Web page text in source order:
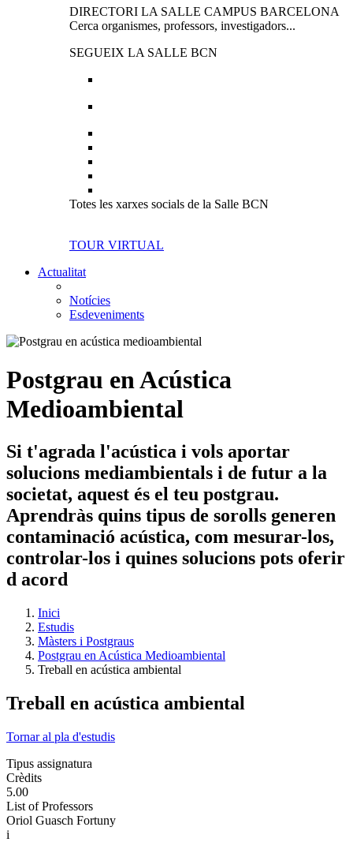
DIRECTORI LA SALLE CAMPUS BARCELONA
Cerca organismes, professors, investigadors...
SEGUEIX LA SALLE BCN
Totes les xarxes socials de la Salle BCN
TOUR VIRTUAL
Actualitat
Notícies
Esdeveniments
Postgrau en Acústica
Medioambiental
Si t'agrada l'acústica i vols aportar
solucions mediambientals i de futur a la
societat, aquest és el teu postgrau.
Aprendràs quins tipus de sorolls generen
contaminació acústica, com mesurar-los,
controlar-los i quines solucions pots oferir
d acord
Inici
Estudis
Màsters i Postgraus
Postgrau en Acústica Medioambiental
Treball en acústica ambiental
Treball en acústica ambiental
Tornar al pla d'estudis
Tipus assignatura
Crèdits
5.00
List of Professors
Oriol Guasch Fortuny
i